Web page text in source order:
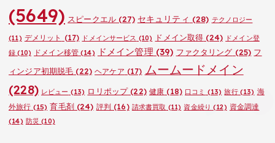
(5649) スピークエル(27) セキュリティ (28) テクノロジー
(11) デメリット (17) ドメインサービス (10) ドメイン取得 (24) ドメイン登
録 (10) ドメイン移管(14) ドメイン管理 (39) ファクタリング (25) フ
ィンジア初期脱毛 (22) ヘアケア (17) ムームードメイン
(228) レビュー (13) ロリポップ(22) 健康 (18) 口コミ (13) 旅行(13) 海
外旅行 (15) 育毛剤(24) 評判 (16) 請求書買取 (11) 資金繰り (12) 資金調達
(14) 防災 (10)